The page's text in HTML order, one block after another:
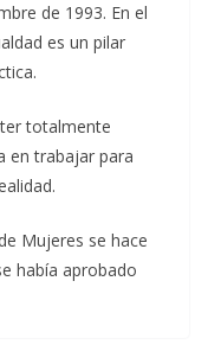
de 1993. En el
es un pilar
totalmente
en trabajar para
Mujeres se hace
había aprobado